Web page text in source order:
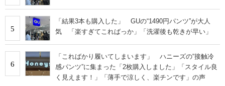
5
「結果3本も購入した」 GUの“1490円パンツ”が大人
気 「楽すぎてこればっか」「洗濯後も乾きが早い」
6
「こればかり履いてしまいます」 ハニーズの“接触冷
感パンツ”に集まった「2枚購入しました」「スタイル良
く見えます！」「薄手で涼しく、楽チンです」の声